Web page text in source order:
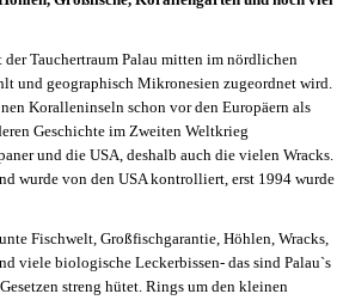
Tauchertraum Palau mitten im nördlichen
und geographisch Mikronesien zugeordnet wird.
Koralleninseln schon vor den Europäern als
Geschichte im Zweiten Weltkrieg
und die USA, deshalb auch die vielen Wracks.
wurde von den USA kontrolliert, erst 1994 wurde
Fischwelt, Großfischgarantie, Höhlen, Wracks,
viele biologische Leckerbissen- das sind Palau`s
streng hütet. Rings um den kleinen